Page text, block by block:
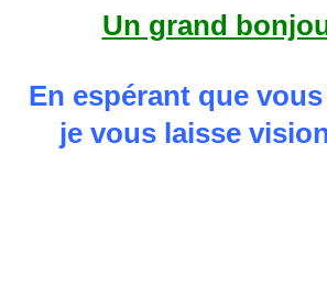
Un grand
En espérant que
je vous laisse